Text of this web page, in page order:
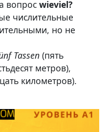
вопрос wieviel?
числительные
но не
Tassen (пять
метров),
километров).